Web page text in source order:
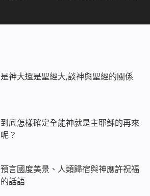
是神大還是聖經大,談神與聖經的關係
到底怎樣確定全能神就是主耶穌的再來
呢？
預言國度美景、人類歸宿與神應許祝福
的話語